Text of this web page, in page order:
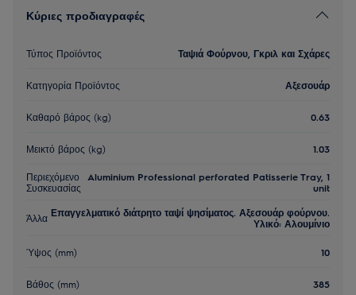
Κύριες προδιαγραφές
Τύπος Προϊόντος Ταψιά Φούρνου, Γκριλ και Σχάρες
Κατηγορία Προϊόντος Αξεσουάρ
Καθαρό βάρος (kg) 0.63
Μεικτό βάρος (kg) 1.03
Περιεχόμενο
Συσκευασίας
Aluminium Professional perforated Patisserie Tray, 1
unit
Άλλα Επαγγελματικό διάτρητο ταψί ψησίματος. Αξεσουάρ φούρνου.
Υλικό: Αλουμίνιο
Ύψος (mm) 10
Βάθος (mm) 385